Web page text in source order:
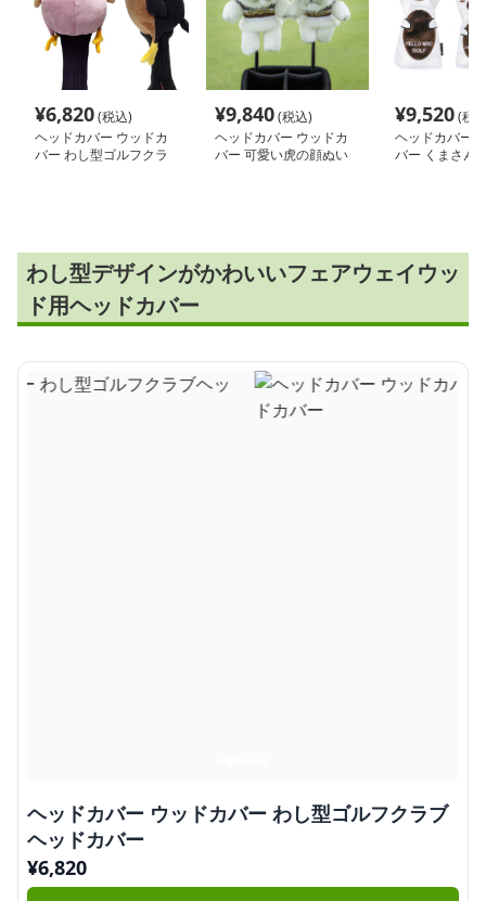
¥6,820(税込)
ヘッドカバー ウッドカ
バー わし型ゴルフクラ
¥9,840(税込)
ヘッドカバー ウッドカ
バー 可愛い虎の顔ぬい
¥9,520(税
ヘッドカバー
バー くまさん
わし型デザインがかわいいフェアウェイウッ
ド用ヘッドカバー
ヘッドカバー ウッドカバー わし型ゴルフクラブ
ヘッドカバー
¥6,820